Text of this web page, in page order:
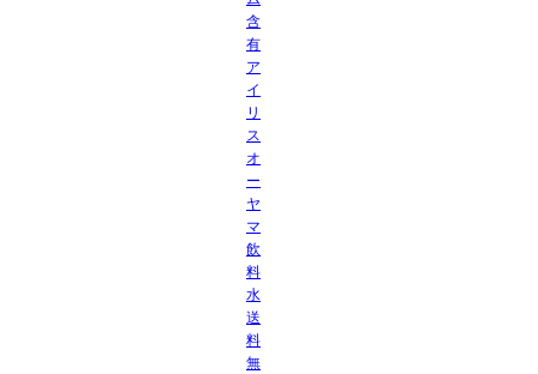
含
有
ア
イ
リ
ス
オ
ー
ヤ
マ
飲
料
水
送
料
無